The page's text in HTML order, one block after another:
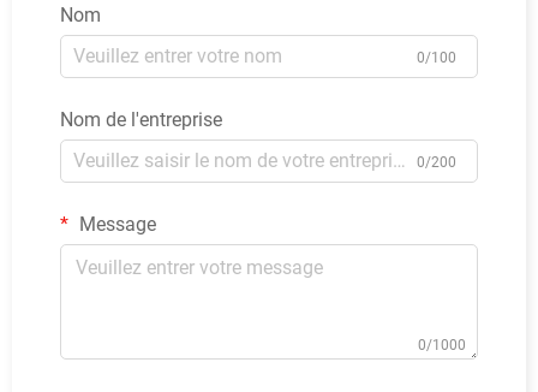
Nom
0/100
Nom de l'entreprise
0/200
Message
0/1000